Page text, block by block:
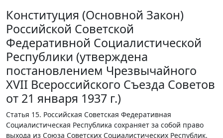
Конституция (Основной Закон)
Российской Советской
Федеративной Социалистической
Республики (утверждена
постановлением Чрезвычайного
XVII Всероссийского Съезда Советов
от 21 января 1937 г.)
Статья 15. Российская Советская Федеративная
Социалистическая Республика сохраняет за собой право
выхода из Союза Советских Социалистических Республик.